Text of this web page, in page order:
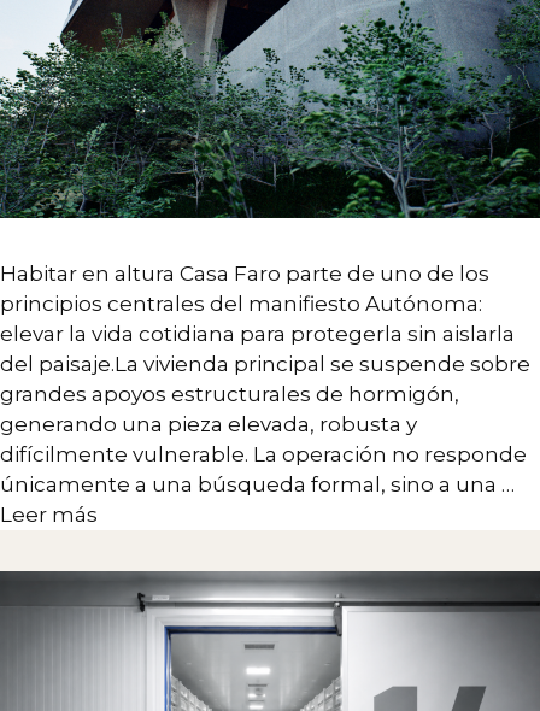
Habitar en altura Casa Faro parte de uno de los
principios centrales del manifiesto Autónoma:
elevar la vida cotidiana para protegerla sin aislarla
del paisaje.La vivienda principal se suspende sobre
grandes apoyos estructurales de hormigón,
generando una pieza elevada, robusta y
difícilmente vulnerable. La operación no responde
únicamente a una búsqueda formal, sino a una …
Leer más